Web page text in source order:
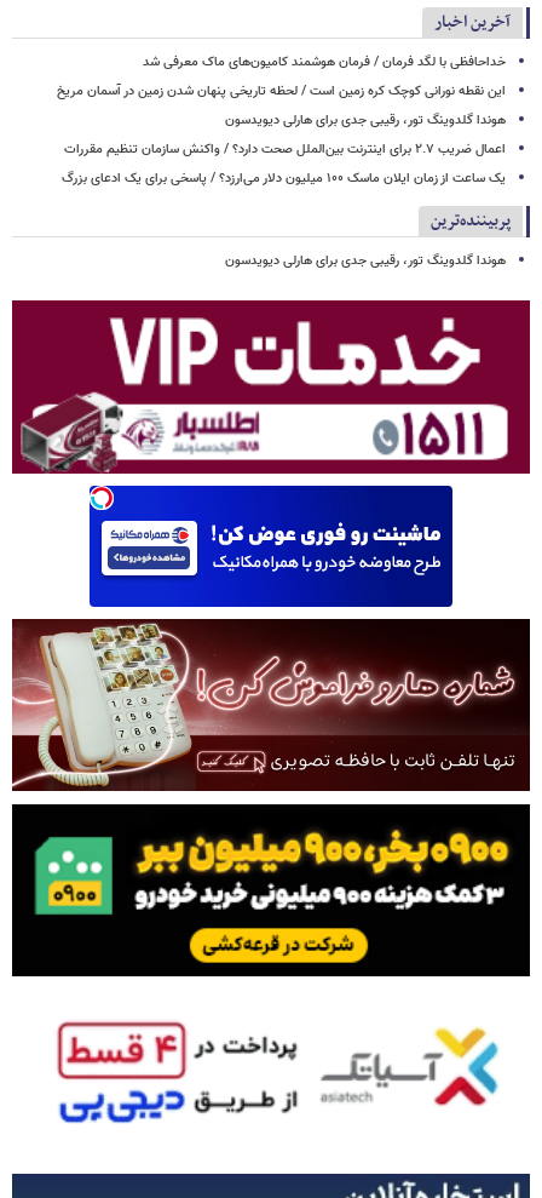
آخرین اخبار
خداحافظی با لگد فرمان / فرمان هوشمند کامیون‌های ماک معرفی شد
این نقطه نورانی کوچک کره زمین است / لحظه تاریخی پنهان شدن زمین در آسمان مریخ
هوندا گلدوینگ تور، رقیبی جدی برای هارلی دیویدسون
اعمال ضریب ۲.۷ برای اینترنت بین‌الملل صحت دارد؟ / واکنش سازمان تنظیم مقررات
یک ساعت از زمان ایلان ماسک ۱۰۰ میلیون دلار می‌ارزد؟ / پاسخی برای یک ادعای بزرگ
پربیننده‌ترین
هوندا گلدوینگ تور، رقیبی جدی برای هارلی دیویدسون